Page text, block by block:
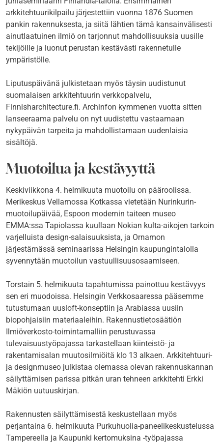
arkkitehtuurikilpailu järjestettiin vuonna 1876 Suomen
pankin rakennuksesta, ja siitä lähtien tämä kansainvälisesti
ainutlaatuinen ilmiö on tarjonnut mahdollisuuksia uusille
tekijöille ja luonut perustan kestävästi rakennetulle
ympäristölle.
Liputuspäivänä julkistetaan myös täysin uudistunut
suomalaisen arkkitehtuurin verkkopalvelu,
Finnisharchitecture.fi. Archinfon kymmenen vuotta sitten
lanseeraama palvelu on nyt uudistettu vastaamaan
nykypäivän tarpeita ja mahdollistamaan uudenlaisia
sisältöjä.
Muotoilua ja kestävyyttä
Keskiviikkona 4. helmikuuta muotoilu on pääroolissa.
Merikeskus Vellamossa Kotkassa vietetään Nurinkurin-
muotoilupäivää, Espoon modernin taiteen museo
EMMA:ssa Tapiolassa kuullaan Nokian kulta-aikojen tarkoin
varjelluista design-salaisuuksista, ja Ornamon
järjestämässä seminaarissa Helsingin kaupungintalolla
syvennytään muotoilun vastuullisuusosaamiseen.
Torstain 5. helmikuuta tapahtumissa painottuu kestävyys
sen eri muodoissa. Helsingin Verkkosaaressa pääsemme
tutustumaan uusloft-konseptiin ja Arabiassa uusiin
biopohjaisiin materiaaleihin. Rakennustietosäätiön
Ilmiöverkosto-toimintamalliin perustuvassa
tulevaisuustyöpajassa tarkastellaan kiinteistö- ja
rakentamisalan muutosilmiöitä klo 13 alkaen. Arkkitehtuuri-
ja designmuseo julkistaa olemassa olevan rakennuskannan
säilyttämisen parissa pitkän uran tehneen arkkitehti Erkki
Mäkiön uutuuskirjan.
Rakennusten säilyttämisestä keskustellaan myös
perjantaina 6. helmikuuta Purkuhuolia-paneelikeskustelussa
Tampereella ja Kaupunki kertomuksina -työpajassa